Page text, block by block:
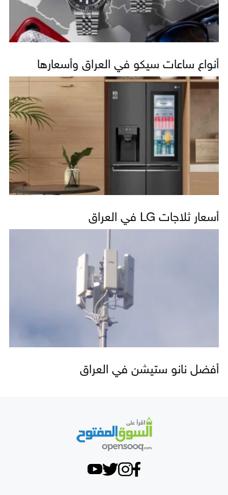
أنواع ساعات سيكو في العراق وأسعارها
أسعار ثلاجات LG في العراق
أفضل نانو ستيشن في العراق